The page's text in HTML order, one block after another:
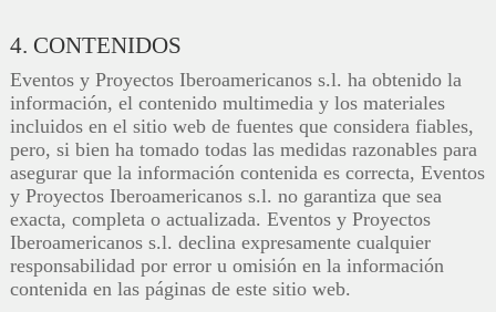
4. CONTENIDOS
Eventos y Proyectos Iberoamericanos s.l. ha obtenido la
información, el contenido multimedia y los materiales
incluidos en el sitio web de fuentes que considera fiables,
pero, si bien ha tomado todas las medidas razonables para
asegurar que la información contenida es correcta, Eventos
y Proyectos Iberoamericanos s.l. no garantiza que sea
exacta, completa o actualizada. Eventos y Proyectos
Iberoamericanos s.l. declina expresamente cualquier
responsabilidad por error u omisión en la información
contenida en las páginas de este sitio web.